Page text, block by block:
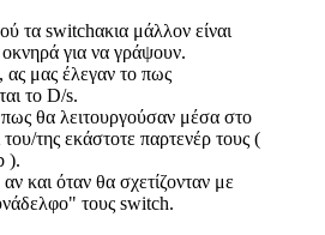
τα switchακια μάλλον είναι
για να γράψουν.
μας έλεγαν το πως
το D/s.
θα λειτουργούσαν μέσα στο
του/της εκάστοτε παρτενέρ τους (
).
και όταν θα σχετίζονταν με
τους switch.